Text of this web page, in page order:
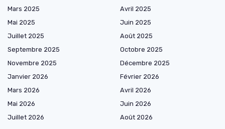
Mars 2025
Avril 2025
Mai 2025
Juin 2025
Juillet 2025
Août 2025
Septembre 2025
Octobre 2025
Novembre 2025
Décembre 2025
Janvier 2026
Février 2026
Mars 2026
Avril 2026
Mai 2026
Juin 2026
Juillet 2026
Août 2026